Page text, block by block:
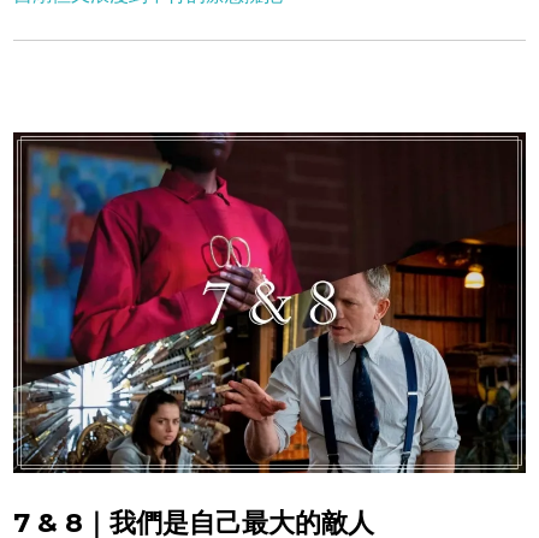
7 & 8｜我們是自己最大的敵人